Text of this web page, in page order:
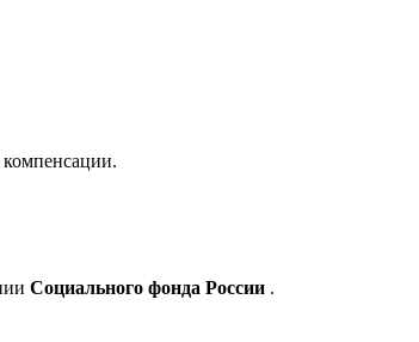
компенсации.
Социального фонда России .